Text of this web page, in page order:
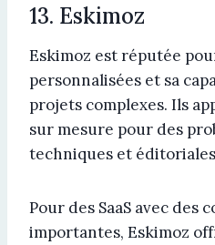
13. Eskimoz
Eskimoz est réputée
personnalisées et sa
projets complexes. Ils
sur mesure pour des
techniques et
Pour des SaaS avec
importantes, Eskimoz